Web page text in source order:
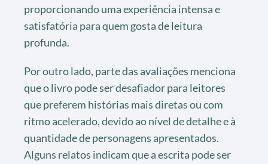
proporcionando uma experiência intensa e
satisfatória para quem gosta de leitura
profunda.
Por outro lado, parte das avaliações menciona
que o livro pode ser desafiador para leitores
que preferem histórias mais diretas ou com
ritmo acelerado, devido ao nível de detalhe e à
quantidade de personagens apresentados.
Alguns relatos indicam que a escrita pode ser